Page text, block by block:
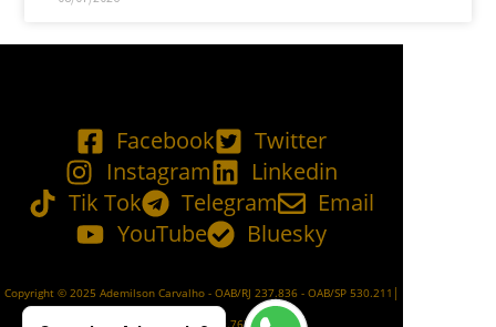
Facebook
Twitter
Instagram
Linkedin
Tik Tok
Telegram
Email
YouTube
Bluesky
Copyright © 2025 Ademilson Carvalho - OAB/RJ 237.836 - OAB/SP 530.211│
SIA - CNPJ de nº 54.099.763/0001-60